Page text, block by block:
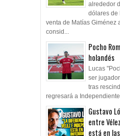
alrededor
dólares de
venta de Matías Giménez
consid...
Pocho
holandés
Lucas
ser
tras
regresará a
Gustavo
entre
está en